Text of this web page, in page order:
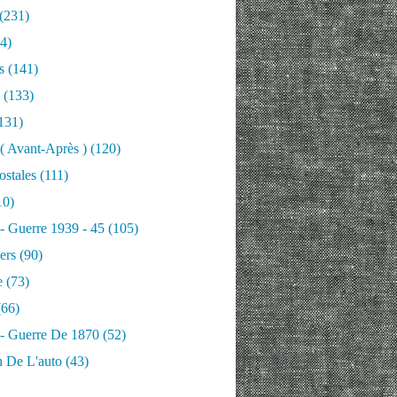
(141)
(133)
Avant-Après ) (120)
(111)
Guerre 1939 - 45 (105)
(90)
(73)
Guerre De 1870 (52)
De L'auto (43)